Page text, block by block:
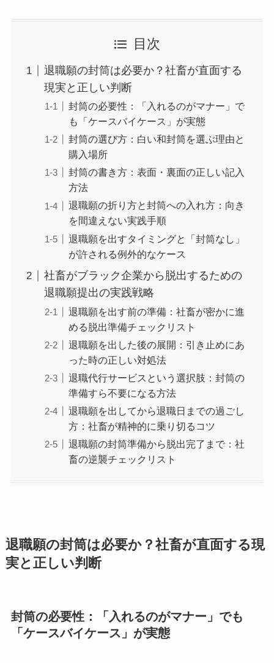
目次
退職願の封筒は必要か？社畜が直面する
現実と正しい判断
封筒の必要性：「入れるのがマナー」で
も「ケースバイケース」が実態
封筒の選び方：白い和封筒を選ぶ理由と
購入場所
封筒の書き方：表面・裏面の正しい記入
方法
退職願の折り方と封筒への入れ方：向き
を間違えない実践手順
退職願を出すタイミングと「封筒なし」
が許される例外的なケース
社畜がブラック企業から脱出するための
退職願提出の実践戦略
退職願を出す前の準備：社畜が密かに進
める脱出準備チェックリスト
退職願を出した後の展開：引き止めにあ
った時の正しい対処法
退職代行サービスという選択肢：封筒の
準備すら不要になる方法
退職願を出してから退職日までの過ごし
方：社畜が精神的に乗り切るコツ
退職願の封筒準備から脱出完了まで：社
畜の逆襲チェックリスト
退職願の封筒は必要か？社畜が直面する現
実と正しい判断
封筒の必要性：「入れるのがマナー」でも
「ケースバイケース」が実態